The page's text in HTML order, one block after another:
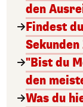
den
Findest
"Bist du
den
Was du